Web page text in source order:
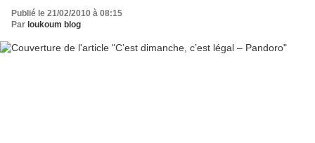
Publié le 21/02/2010 à 08:15
Par loukoum blog